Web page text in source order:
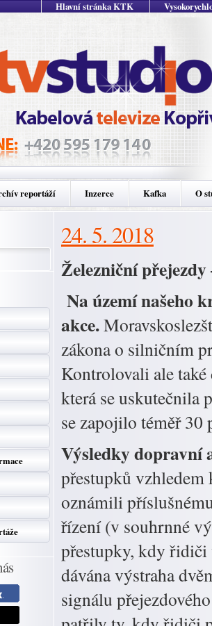
Hlavní stránka KTK
reportáží Inzerce Kafka O
24. 5. 2018
Železniční
Na území našeho
akce.
zákona o silničním
Kontrolovali ale také
která se uskutečnila
se zapojilo téměř
Výsledky dopravní
přestupků
oznámili
řízení (v souhrnné
přestupky, kdy
dávána výstraha
signálu